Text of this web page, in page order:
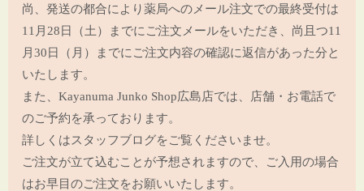
尚、発送の都合により薬局へのメール注文での最終受付は
11月28日（土）までにご注文メールをいただき、尚且つ11
月30日（月）までにご注文内容の確認に返信があった分と
いたします。
また、Kayanuma Junko Shop広島店では、店舗・お電話で
のご予約を承っております。
詳しくはスタッフブログをご覧くださいませ。
ご注文が立て込むことが予想されますので、ご入用の場合
はお早目のご注文をお願いいたします。